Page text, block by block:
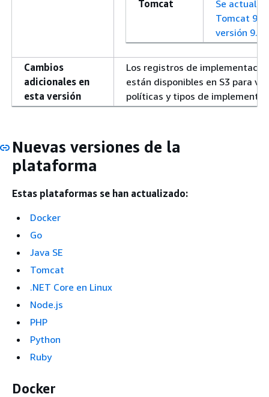
Tomcat
Se actualizó
Tomcat 9 a
versión
Cambios
adicionales en
esta versión
Los registros de
están disponibles en S3 para
políticas y tipos de
Nuevas versiones de la
plataforma
Estas plataformas se han actualizado:
Docker
Go
Java SE
Tomcat
.NET Core en Linux
Node.js
PHP
Python
Ruby
Docker